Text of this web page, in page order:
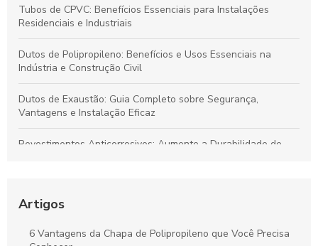
Tubos de CPVC: Benefícios Essenciais para Instalações
Residenciais e Industriais
Dutos de Polipropileno: Benefícios e Usos Essenciais na
Indústria e Construção Civil
Dutos de Exaustão: Guia Completo sobre Segurança,
Vantagens e Instalação Eficaz
Revestimentos Anticorrosivos: Aumente a Durabilidade de
Fluidos e Relevância Industrial
Dutos de Polipropileno: Principais Benefícios e Aplicações
Artigos
6 Vantagens da Chapa de Polipropileno que Você Precisa